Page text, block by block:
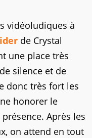
vidéoludiques à
de Crystal
une place très
silence et de
donc très fort les
honorer le
Après les
on attend en tout